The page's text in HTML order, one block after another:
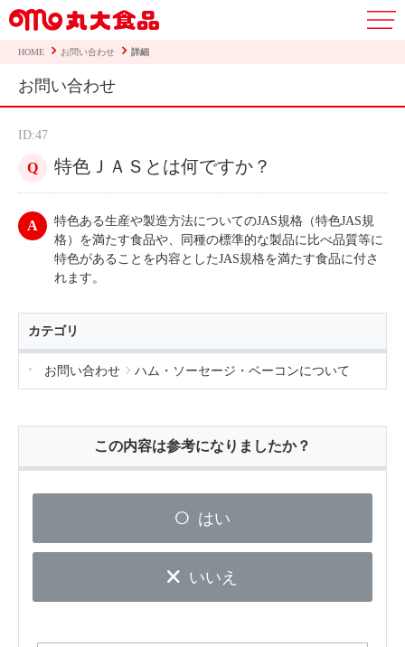
HOME お問い合わせ 詳細
お問い合わせ
ID:47
特色ＪＡＳとは何ですか？
特色ある生産や製造方法についてのJAS規格（特色JAS規
格）を満たす食品や、同種の標準的な製品に比べ品質等に
特色があることを内容としたJAS規格を満たす食品に付さ
れます。
カテゴリ
お問い合わせ ハム・ソーセージ・ベーコンについて
この内容は参考になりましたか？
はい
いいえ